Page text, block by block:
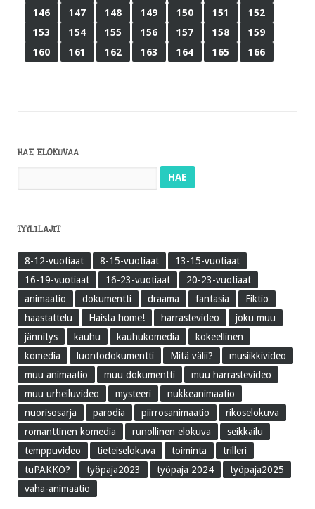
146
147 148 149 150 151
152
153
154 155 156 157 158
159
160
161 162 163 164 165 166
HAE ELOKUVAA
TYYLILAJIT
8-12-vuotiaat 8-15-vuotiaat
13-15-vuotiaat
16-19-vuotiaat
16-23-vuotiaat
20-23-vuotiaat
animaatio
dokumentti draama fantasia
Fiktio
haastattelu
Haista home! harrastevideo
joku muu
jännitys
kauhu kauhukomedia
kokeellinen
komedia
luontodokumentti Mitä välii?
musiikkivideo
muu animaatio
muu dokumentti
muu harrastevideo
muu urheiluvideo
mysteeri
nukkeanimaatio
nuorisosarja
parodia piirrosanimaatio
rikoselokuva
romanttinen komedia
runollinen elokuva
seikkailu
temppuvideo
tieteiselokuva toiminta
trilleri
tuPAKKO?
työpaja2023 työpaja 2024
työpaja2025
vaha-animaatio